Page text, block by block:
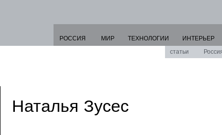
РОССИЯ МИР ТЕХНОЛОГИИ
ИНТЕРЬЕР
статьи
Наталья Зусес